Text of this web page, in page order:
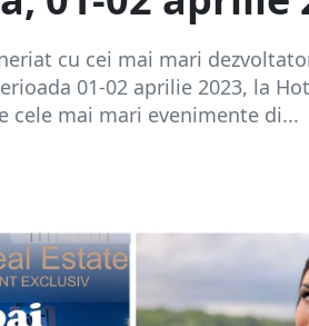
cu cei mai mari
01-02 aprilie 2023, la
cele mai mari evenimente di...